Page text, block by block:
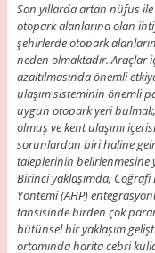
Son yıllarda artan nüfus
otopark alanlarına olan
şehirlerde otopark
neden olmaktadır. Araçlar
azaltılmasında önemli
ulaşım sisteminin önemli
uygun otopark yeri
olmuş ve kent ulaşımı
sorunlardan biri haline
taleplerinin belirlenmesine
Birinci yaklaşımda, Coğrafi
Yöntemi (AHP)
tahsisinde birden çok
bütünsel bir yaklaşım
ortamında harita cebri